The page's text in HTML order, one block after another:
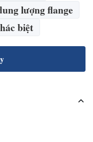
lượng flange
biệt